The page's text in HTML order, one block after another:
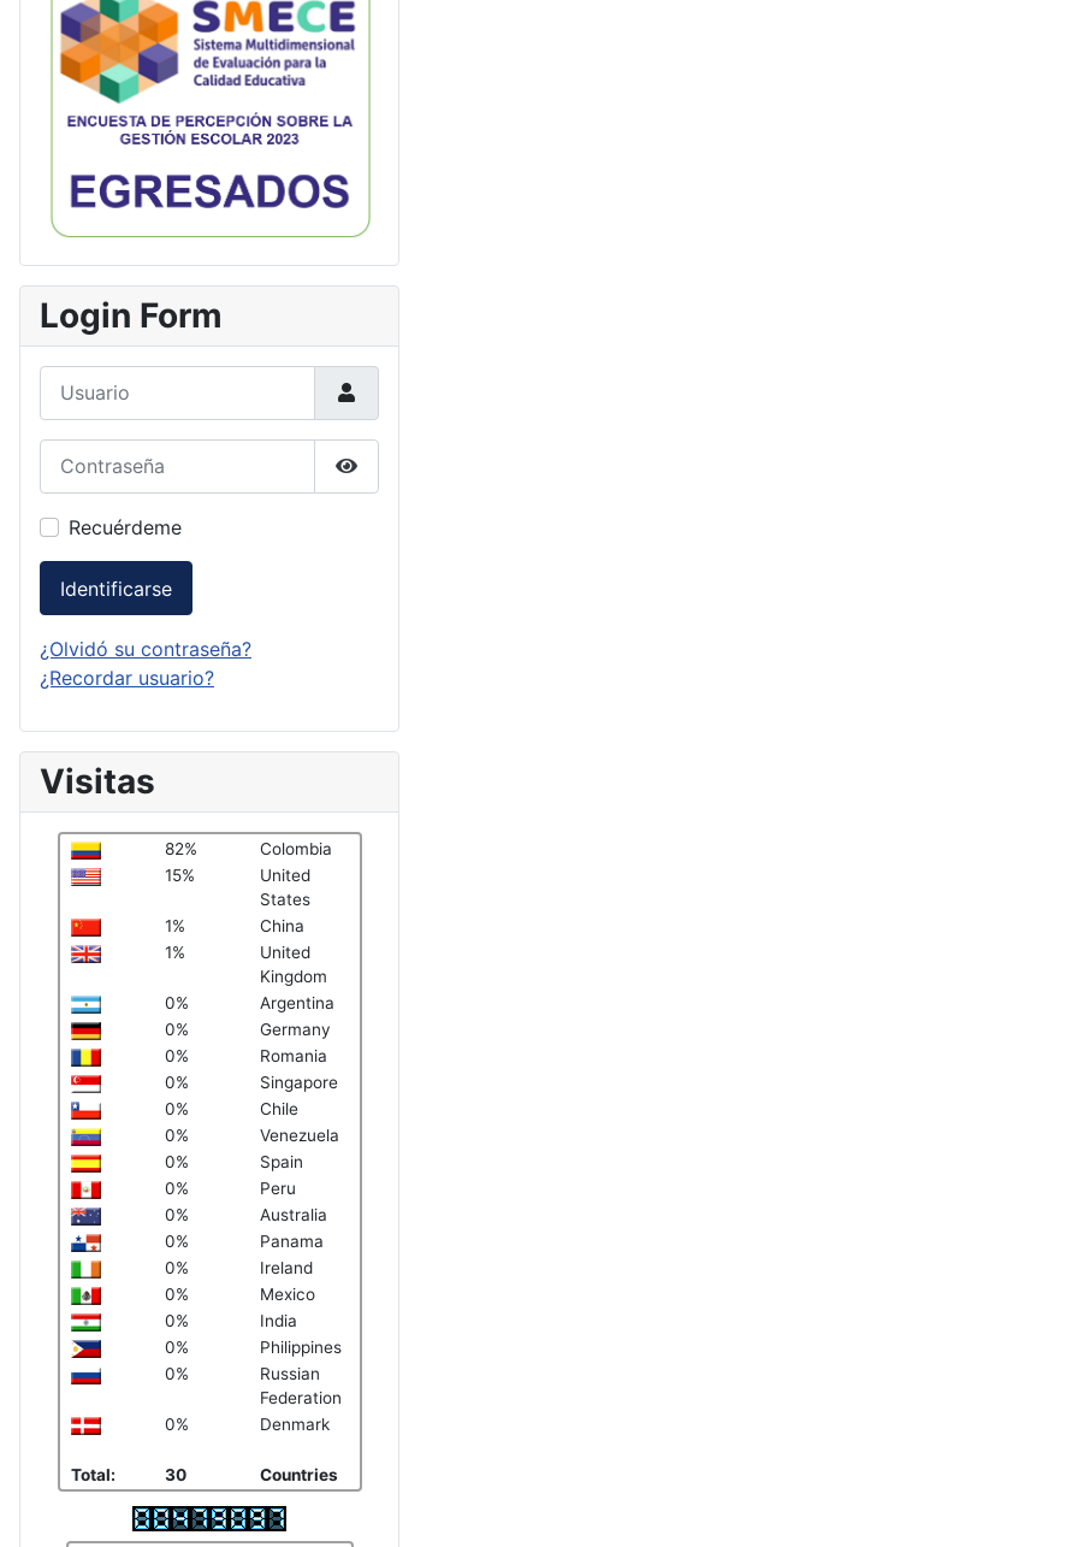
Login Form
Mostrar contraseña
Recuérdeme
Identificarse
¿Olvidó su contraseña?
¿Recordar usuario?
Visitas
82%
Colombia
15%
United
States
1%
China
1%
United
Kingdom
0%
Argentina
0%
Germany
0%
Romania
0%
Singapore
0%
Chile
0%
Venezuela
0%
Spain
0%
Peru
0%
Australia
0%
Panama
0%
Ireland
0%
Mexico
0%
India
0%
Philippines
0%
Russian
Federation
0%
Denmark
Total: 30 Countries